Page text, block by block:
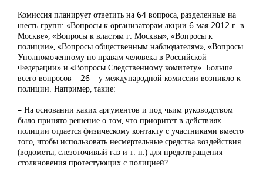
Комиссия планирует ответить на 64 вопроса, разделенные на
шесть групп: «Вопросы к организаторам акции 6 мая 2012 г. в
Москве», «Вопросы к властям г. Москвы», «Вопросы к
полиции», «Вопросы общественным наблюдателям», «Вопросы
Уполномоченному по правам человека в Российской
Федерации» и «Вопросы Следственному комитету». Больше
всего вопросов – 26 – у международной комиссии возникло к
полиции. Например, такие:
– На основании каких аргументов и под чьим руководством
было принято решение о том, что приоритет в действиях
полиции отдается физическому контакту с участниками вместо
того, чтобы использовать несмертельные средства воздействия
(водометы, слезоточивый газ и т. п.) для предотвращения
столкновения протестующих с полицией?